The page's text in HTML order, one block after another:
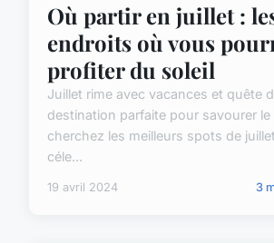
Où partir en juillet :
endroits où vous
profiter du soleil
Juillet rime avec vacances et quête
destination parfaite pour savourer le
cherchez les meilleurs spots de
céle...
19 avril 2024 3